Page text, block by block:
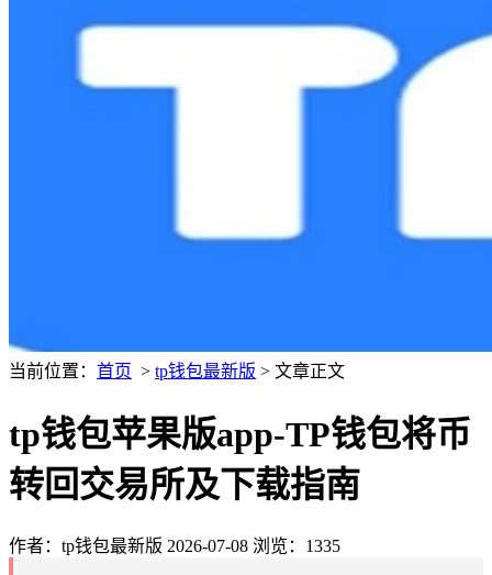
当前位置： 首页 > tp钱包最新版 > 文章正文
tp钱包苹果版app-TP钱包将币
转回交易所及下载指南
作者：tp钱包最新版 2026-07-08 浏览：1335